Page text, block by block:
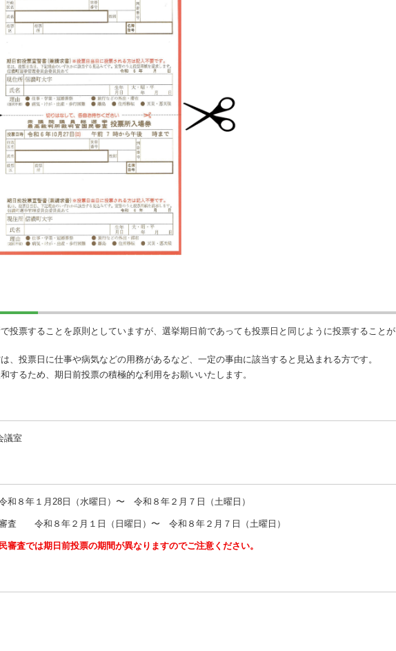
投票することを原則としていますが、選挙期日前であっても投票日と同じように投票することが
、投票日に仕事や病気などの用務があるなど、一定の事由に該当すると見込まれる方です。
するため、期日前投票の積極的な利用をお願いいたします。
議室
８年１月28日（水曜日）〜 令和８年２月７日（土曜日）
審査 令和８年２月１日（日曜日）〜 令和８年２月７日（土曜日）
審査では期日前投票の期間が異なりますのでご注意ください。